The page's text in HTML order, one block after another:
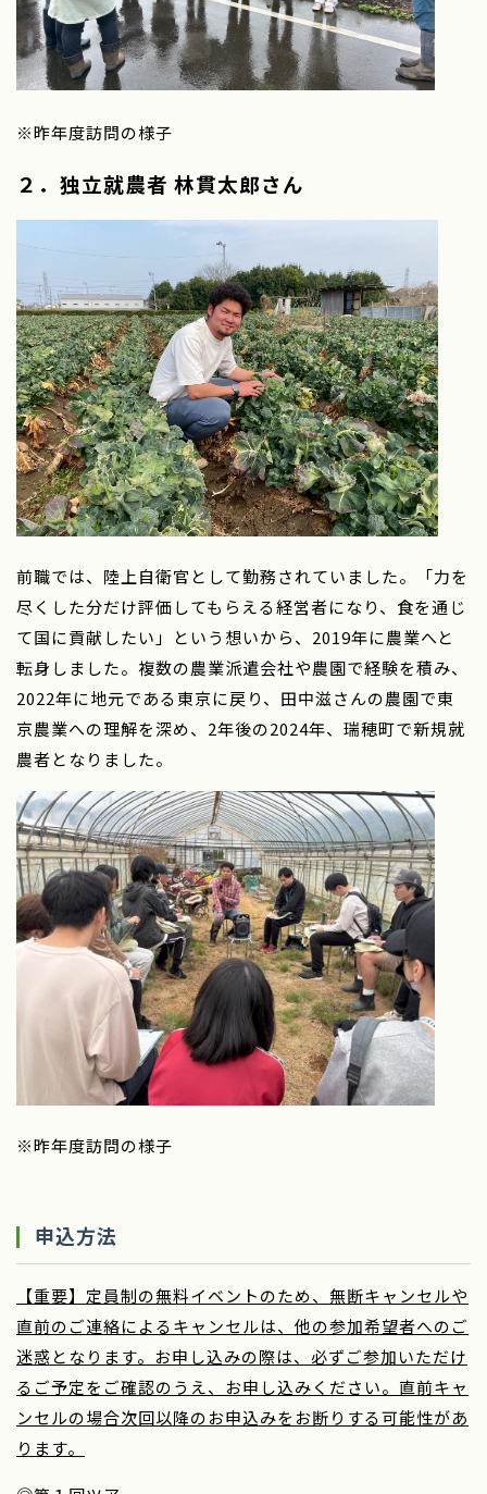
※昨年度訪問の様子
２．独立就農者 林貫太郎さん
前職では、陸上自衛官として勤務されていました。「力を
尽くした分だけ評価してもらえる経営者になり、食を通じ
て国に貢献したい」という想いから、2019年に農業へと
転身しました。複数の農業派遣会社や農園で経験を積み、
2022年に地元である東京に戻り、田中滋さんの農園で東
京農業への理解を深め、2年後の2024年、瑞穂町で新規就
農者となりました。
※昨年度訪問の様子
申込方法
【重要】定員制の無料イベントのため、無断キャンセルや
直前のご連絡によるキャンセルは、他の参加希望者へのご
迷惑となります。お申し込みの際は、必ずご参加いただけ
るご予定をご確認のうえ、お申し込みください。直前キャ
ンセルの場合次回以降のお申込みをお断りする可能性があ
ります。